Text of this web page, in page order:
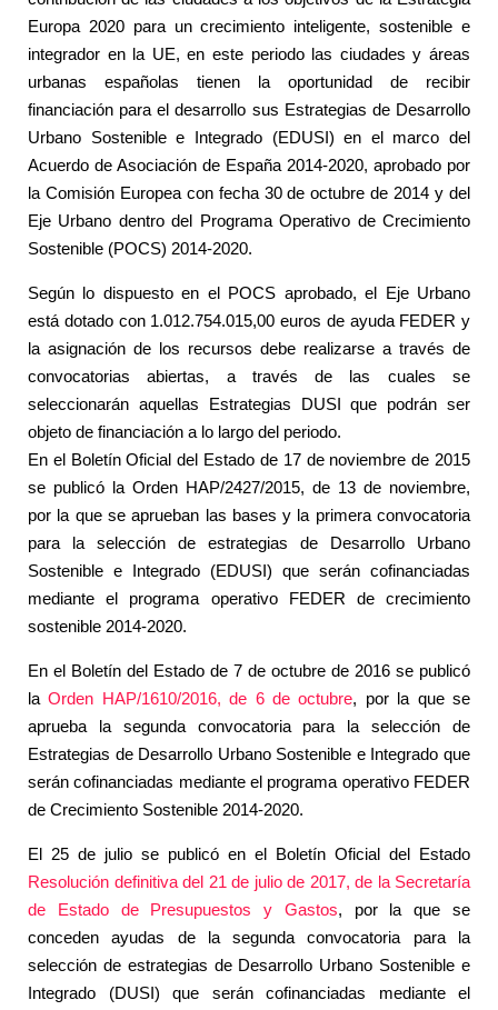
Europa 2020 para un crecimiento inteligente, sostenible e
integrador en la UE, en este periodo las ciudades y áreas
urbanas españolas tienen la oportunidad de recibir
financiación para el desarrollo sus Estrategias de Desarrollo
Urbano Sostenible e Integrado (EDUSI) en el marco del
Acuerdo de Asociación de España 2014-2020, aprobado por
la Comisión Europea con fecha 30 de octubre de 2014 y del
Eje Urbano dentro del Programa Operativo de Crecimiento
Sostenible (POCS) 2014-2020.
Según lo dispuesto en el POCS aprobado, el Eje Urbano
está dotado con 1.012.754.015,00 euros de ayuda FEDER y
la asignación de los recursos debe realizarse a través de
convocatorias abiertas, a través de las cuales se
seleccionarán aquellas Estrategias DUSI que podrán ser
objeto de financiación a lo largo del periodo.
En el Boletín Oficial del Estado de 17 de noviembre de 2015
se publicó la Orden HAP/2427/2015, de 13 de noviembre,
por la que se aprueban las bases y la primera convocatoria
para la selección de estrategias de Desarrollo Urbano
Sostenible e Integrado (EDUSI) que serán cofinanciadas
mediante el programa operativo FEDER de crecimiento
sostenible 2014-2020.
En el Boletín del Estado de 7 de octubre de 2016 se publicó
laOrden HAP/1610/2016, de 6 de octubre, por la que se
aprueba la segunda convocatoria para la selección de
Estrategias de Desarrollo Urbano Sostenible e Integrado que
serán cofinanciadas mediante el programa operativo FEDER
de Crecimiento Sostenible 2014-2020.
El 25 de julio se publicó en el Boletín Oficial del Estado
Resolución definitiva del 21 de julio de 2017, de la Secretaría
de Estado de Presupuestos y Gastos, por la que se
conceden ayudas de la segunda convocatoria para la
selección de estrategias de Desarrollo Urbano Sostenible e
Integrado (DUSI) que serán cofinanciadas mediante el